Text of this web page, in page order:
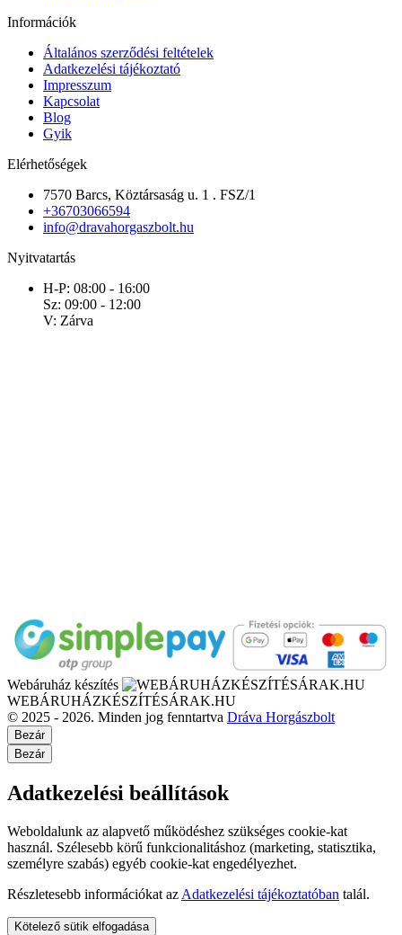
Információk
Általános szerződési feltételek
Adatkezelési tájékoztató
Impresszum
Kapcsolat
Blog
Gyik
Elérhetőségek
7570 Barcs, Köztársaság u. 1 . FSZ/1
+36703066594
info@dravahorgaszbolt.hu
Nyitvatartás
H-P: 08:00 - 16:00
Sz: 09:00 - 12:00
V: Zárva
Webáruház készítés
WEBÁRUHÁZKÉSZÍTÉSÁRAK.HU
© 2025 - 2026. Minden jog fenntartva Dráva Horgászbolt
Bezár
Bezár
Adatkezelési beállítások
Weboldalunk az alapvető működéshez szükséges cookie-kat
használ. Szélesebb körű funkcionalitáshoz (marketing, statisztika,
személyre szabás) egyéb cookie-kat engedélyezhet.
Részletesebb információkat az Adatkezelési tájékoztatóban talál.
Kötelező sütik elfogadása